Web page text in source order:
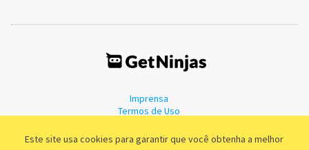
Este site usa cookies para garantir que você obtenha a melhor
Imprensa
Termos de Uso